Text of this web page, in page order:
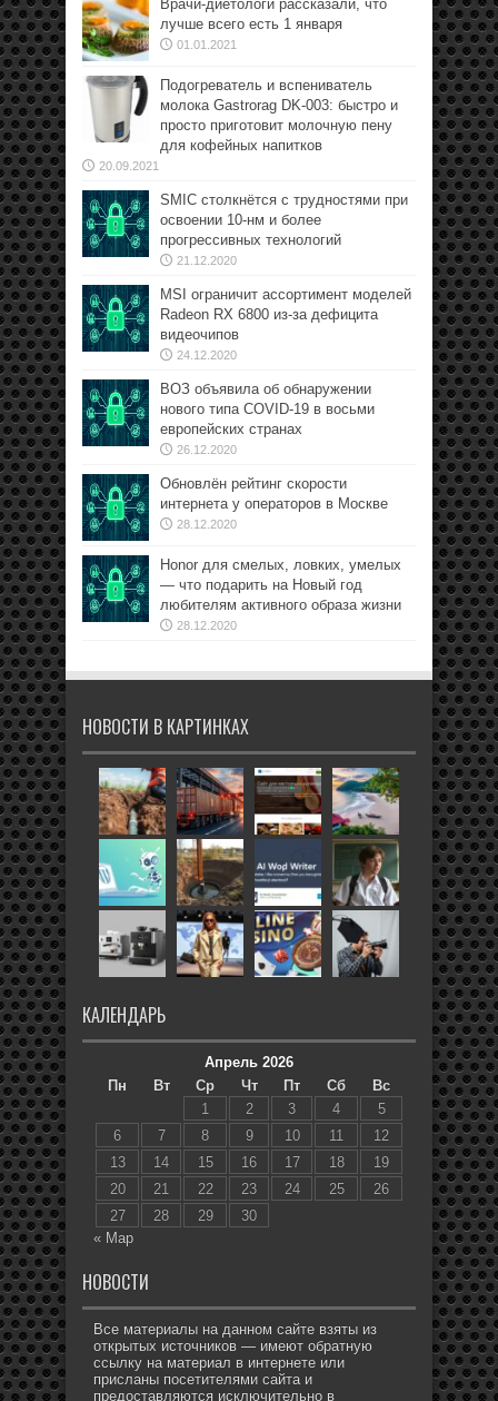
Врачи-диетологи рассказали, что
лучше всего есть 1 января
01.01.2021
Подогреватель и вспениватель
молока Gastrorag DK-003: быстро и
просто приготовит молочную пену
для кофейных напитков
20.09.2021
SMIC столкнётся с трудностями при
освоении 10-нм и более
прогрессивных технологий
21.12.2020
MSI ограничит ассортимент моделей
Radeon RX 6800 из-за дефицита
видеочипов
24.12.2020
ВОЗ объявила об обнаружении
нового типа COVID-19 в восьми
европейских странах
26.12.2020
Обновлён рейтинг скорости
интернета у операторов в Москве
28.12.2020
Honor для смелых, ловких, умелых
— что подарить на Новый год
любителям активного образа жизни
28.12.2020
НОВОСТИ В КАРТИНКАХ
КАЛЕНДАРЬ
Апрель 2026
Пн
Вт Ср Чт Пт Сб
Вс
1
2 3 4
5
6
7 8 9 10 11
12
13
14 15 16 17 18
19
20
21 22 23 24 25
26
27
28 29
30
« Мар
НОВОСТИ
Все материалы на данном сайте взяты из
открытых источников — имеют обратную
ссылку на материал в интернете или
присланы посетителями сайта и
предоставляются исключительно в